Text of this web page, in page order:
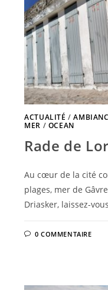
ACTUALITÉ /
MER / OCEAN
Rade de
Au cœur de la cité
plages, mer de
Driasker, laissez-
0 COMMENTAIRE